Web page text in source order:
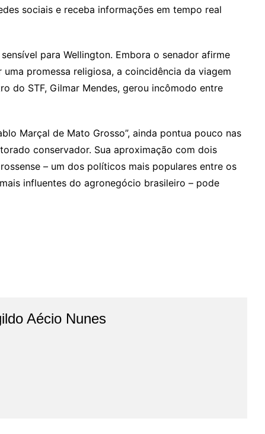
sociais e receba informações em tempo real
para Wellington. Embora o senador afirme
promessa religiosa, a coincidência da viagem
do STF, Gilmar Mendes, gerou incômodo entre
Marçal de Mato Grosso”, ainda pontua pouco nas
conservador. Sua aproximação com dois
– um dos políticos mais populares entre os
influentes do agronegócio brasileiro – pode
Aécio Nunes